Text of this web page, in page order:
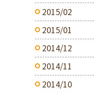
2015/02
2015/01
2014/12
2014/11
2014/10